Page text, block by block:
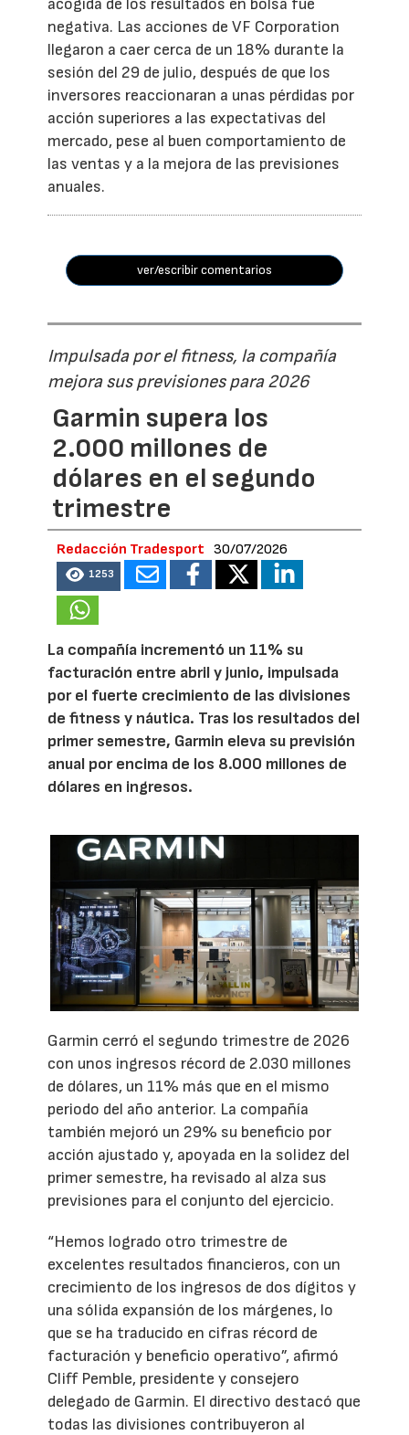
acogida de los resultados en bolsa fue
negativa. Las acciones de VF Corporation
llegaron a caer cerca de un 18% durante la
sesión del 29 de julio, después de que los
inversores reaccionaran a unas pérdidas por
acción superiores a las expectativas del
mercado, pese al buen comportamiento de
las ventas y a la mejora de las previsiones
anuales.
ver/escribir comentarios
Impulsada por el fitness, la compañía
mejora sus previsiones para 2026
Garmin supera los
2.000 millones de
dólares en el segundo
trimestre
Redacción Tradesport 30/07/2026
1253
La compañía incrementó un 11% su
facturación entre abril y junio, impulsada
por el fuerte crecimiento de las divisiones
de fitness y náutica. Tras los resultados del
primer semestre, Garmin eleva su previsión
anual por encima de los 8.000 millones de
dólares en ingresos.
Garmin cerró el segundo trimestre de 2026
con unos ingresos récord de 2.030 millones
de dólares, un 11% más que en el mismo
periodo del año anterior. La compañía
también mejoró un 29% su beneficio por
acción ajustado y, apoyada en la solidez del
primer semestre, ha revisado al alza sus
previsiones para el conjunto del ejercicio.
“Hemos logrado otro trimestre de
excelentes resultados financieros, con un
crecimiento de los ingresos de dos dígitos y
una sólida expansión de los márgenes, lo
que se ha traducido en cifras récord de
facturación y beneficio operativo”, afirmó
Cliff Pemble, presidente y consejero
delegado de Garmin. El directivo destacó que
todas las divisiones contribuyeron al